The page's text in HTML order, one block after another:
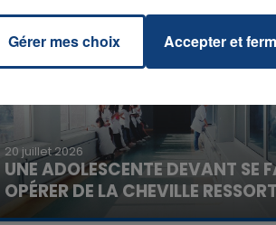
20 juillet 2026
UNE ADOLESCENTE DEVANT SE
OPÉRER DE LA CHEVILLE
La famille a porté plainte contre la
Gérer mes choix Accepter et